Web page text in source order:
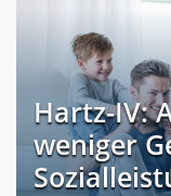
Hartz-IV:
weniger